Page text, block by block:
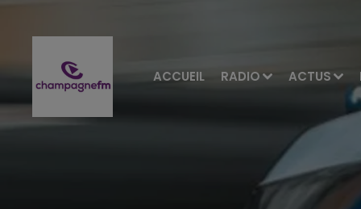
ACCUEIL RADIO ACTUS